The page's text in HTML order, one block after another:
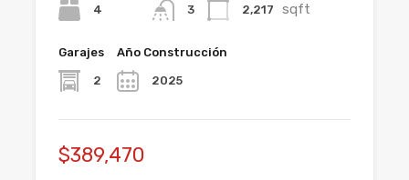
4 3 2,217 sqft
Garajes
2
Año Construcción
2025
$389,470